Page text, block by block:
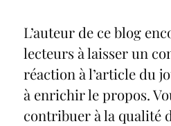
L’auteur de ce blog
lecteurs à laisser un
réaction à l’article du
à enrichir le propos.
contribuer à la qualité